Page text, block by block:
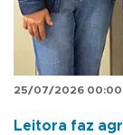
25/07/2026 00:00
Leitora faz